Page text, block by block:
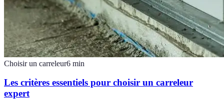
Choisir un carreleur6 min
Les critères essentiels pour choisir un carreleur
expert